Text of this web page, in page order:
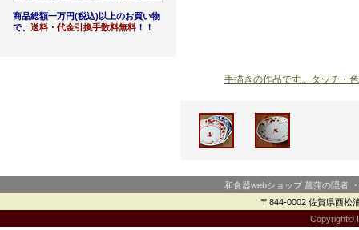
手描きの作品です。タッチ・
商品総額一万円(税込)以上のお買い物
で、 送料・代金引換手数料無料 ！！
和食器webショップ 菖蒲の隠者
〒844-0002 佐賀県西松
Copyright©